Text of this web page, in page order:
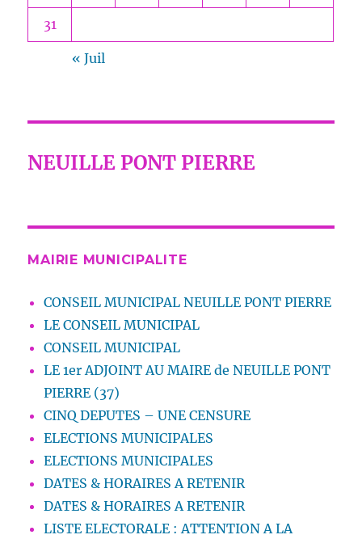
31
« Juil
NEUILLE PONT PIERRE
MAIRIE MUNICIPALITE
CONSEIL MUNICIPAL NEUILLE PONT PIERRE
LE CONSEIL MUNICIPAL
CONSEIL MUNICIPAL
LE 1er ADJOINT AU MAIRE de NEUILLE PONT
PIERRE (37)
CINQ DEPUTES – UNE CENSURE
ELECTIONS MUNICIPALES
ELECTIONS MUNICIPALES
DATES & HORAIRES A RETENIR
DATES & HORAIRES A RETENIR
LISTE ELECTORALE : ATTENTION A LA